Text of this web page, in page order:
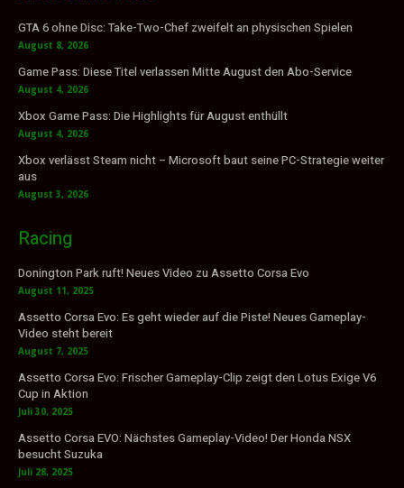
GTA 6 ohne Disc: Take-Two-Chef zweifelt an physischen Spielen
August 8, 2026
Game Pass: Diese Titel verlassen Mitte August den Abo-Service
August 4, 2026
Xbox Game Pass: Die Highlights für August enthüllt
August 4, 2026
Xbox verlässt Steam nicht – Microsoft baut seine PC-Strategie weiter
aus
August 3, 2026
Racing
Donington Park ruft! Neues Video zu Assetto Corsa Evo
August 11, 2025
Assetto Corsa Evo: Es geht wieder auf die Piste! Neues Gameplay-
Video steht bereit
August 7, 2025
Assetto Corsa Evo: Frischer Gameplay-Clip zeigt den Lotus Exige V6
Cup in Aktion
Juli 30, 2025
Assetto Corsa EVO: Nächstes Gameplay-Video! Der Honda NSX
besucht Suzuka
Juli 28, 2025